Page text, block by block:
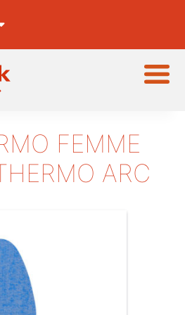
FEMME
ARC